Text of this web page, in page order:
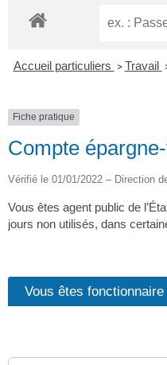
Accueil particuliers > Travail
Fiche pratique
Compte
Vérifié le 01/01/2022 – Direction
Vous êtes agent public de
jours non utilisés, dans
Vous êtes fonctionnaire